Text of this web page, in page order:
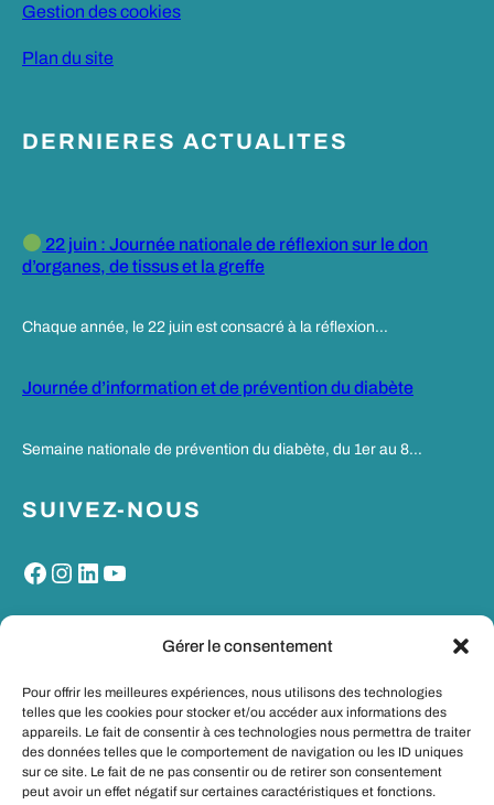
Gérer le consentement
Pour offrir les meilleures expériences, nous utilisons des technologies
telles que les cookies pour stocker et/ou accéder aux informations des
appareils. Le fait de consentir à ces technologies nous permettra de traiter
des données telles que le comportement de navigation ou les ID uniques
sur ce site. Le fait de ne pas consentir ou de retirer son consentement
peut avoir un effet négatif sur certaines caractéristiques et fonctions.
Gestion des cookies
Plan du site
DERNIERES ACTUALITES
22 juin : Journée nationale de réflexion sur le don
d’organes, de tissus et la greffe
Chaque année, le 22 juin est consacré à la réflexion…
Journée d’information et de prévention du diabète
Semaine nationale de prévention du diabète, du 1er au 8…
SUIVEZ-NOUS
Facebook Instagram LinkedIn YouTube
MON PORTAIL SANTE